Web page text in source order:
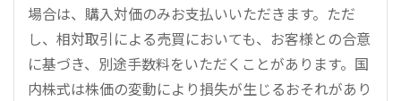
場合は、購入対価のみお支払いいただきます。ただ
し、相対取引による売買においても、お客様との合意
に基づき、別途手数料をいただくことがあります。国
内株式は株価の変動により損失が生じるおそれがあり